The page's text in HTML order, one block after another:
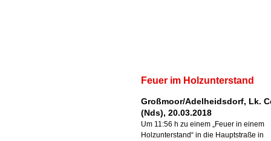
Feuer im Holzunterstand
Großmoor/Adelheidsdorf, Lk.
(Nds), 20.03.2018
Um 11:56 h zu einem „Feuer in einem
Holzunterstand“ in die Hauptstraße in